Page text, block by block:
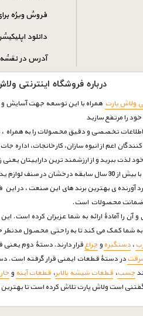
فروش ویژه
دانلود
آدرس در
درباره فروشگاه اینترنتی
ولاش پارت همراه با این توسعه جهت آسایش و
را مرتفع سازيد
تخصصی و دقیق محصولات را به همراه
اعم از انبوه سازان، کارخانجات،
لذت ببرید و از ارزشمند ترین داراییتان
های اعتماد برسیم .
آورنده ی بهترین برند های این صنعت ، در
وضمانت محصولات است.
ارائه به شما عزیزان کرده است. این مجموعه در
شما کمک می کند تا به راحتی محصول مدنظر
، دستگیره و چراغقرار دارند. دستۀ دوم
در دستۀ قطعات ایمنی قرار گرفته است.
چسب، قطعات شیشه بالابر، قطعات آینه و
است ولاش پارت تلاش کرده است تا بهترین